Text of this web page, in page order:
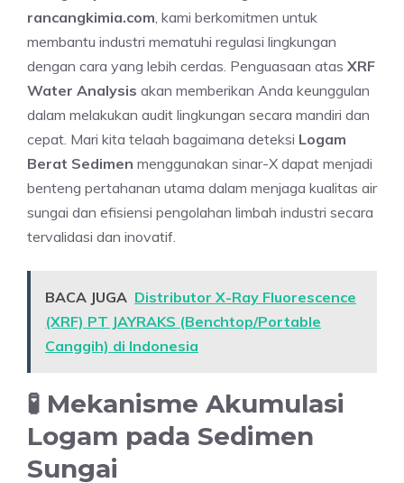
rancangkimia.com, kami berkomitmen untuk
membantu industri mematuhi regulasi lingkungan
dengan cara yang lebih cerdas. Penguasaan atas XRF
Water Analysis akan memberikan Anda keunggulan
dalam melakukan audit lingkungan secara mandiri dan
cepat. Mari kita telaah bagaimana deteksi Logam
Berat Sedimen menggunakan sinar-X dapat menjadi
benteng pertahanan utama dalam menjaga kualitas air
sungai dan efisiensi pengolahan limbah industri secara
tervalidasi dan inovatif.
BACA JUGA Distributor X-Ray Fluorescence
(XRF) PT JAYRAKS (Benchtop/Portable
Canggih) di Indonesia
🧪 Mekanisme Akumulasi
Logam pada Sedimen
Sungai